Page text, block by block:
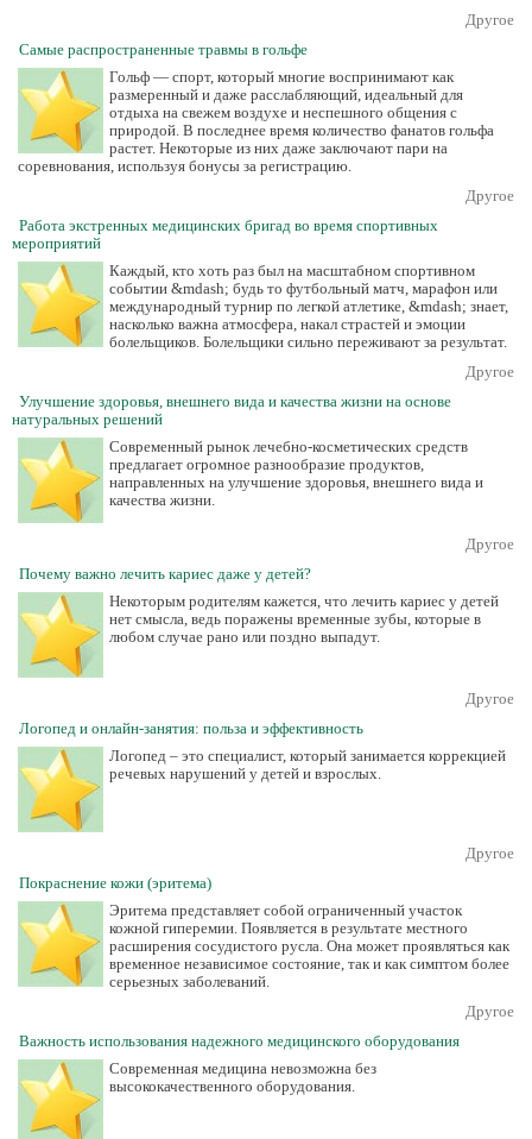
Другое
Самые распространенные травмы в гольфе
Гольф — спорт, который многие воспринимают как
размеренный и даже расслабляющий, идеальный для
отдыха на свежем воздухе и неспешного общения с
природой. В последнее время количество фанатов гольфа
растет. Некоторые из них даже заключают пари на
соревнования, используя бонусы за регистрацию.
Другое
Работа экстренных медицинских бригад во время спортивных
мероприятий
Каждый, кто хоть раз был на масштабном спортивном
событии &mdash; будь то футбольный матч, марафон или
международный турнир по легкой атлетике, &mdash; знает,
насколько важна атмосфера, накал страстей и эмоции
болельщиков. Болельщики сильно переживают за результат.
Другое
Улучшение здоровья, внешнего вида и качества жизни на основе
натуральных решений
Современный рынок лечебно-косметических средств
предлагает огромное разнообразие продуктов,
направленных на улучшение здоровья, внешнего вида и
качества жизни.
Другое
Почему важно лечить кариес даже у детей?
Некоторым родителям кажется, что лечить кариес у детей
нет смысла, ведь поражены временные зубы, которые в
любом случае рано или поздно выпадут.
Другое
Логопед и онлайн-занятия: польза и эффективность
Логопед – это специалист, который занимается коррекцией
речевых нарушений у детей и взрослых.
Другое
Покраснение кожи (эритема)
Эритема представляет собой ограниченный участок
кожной гиперемии. Появляется в результате местного
расширения сосудистого русла. Она может проявляться как
временное независимое состояние, так и как симптом более
серьезных заболеваний.
Другое
Важность использования надежного медицинского оборудования
Современная медицина невозможна без
высококачественного оборудования.